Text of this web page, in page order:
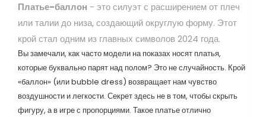
Платье-баллон - этосилуэт с расширением от плеч
или талии до низа, создающий округлую форму. Этот
крой стал одним из главных символов 2024 года.
Вы замечали, как часто модели на показах носят платья,
которые буквально парят над полом? Это не случайность. Крой
«баллон» (или bubble dress) возвращает нам чувство
воздушности и легкости. Секрет здесь не в том, чтобы скрыть
фигуру, а в игре с пропорциями. Такое платье отлично